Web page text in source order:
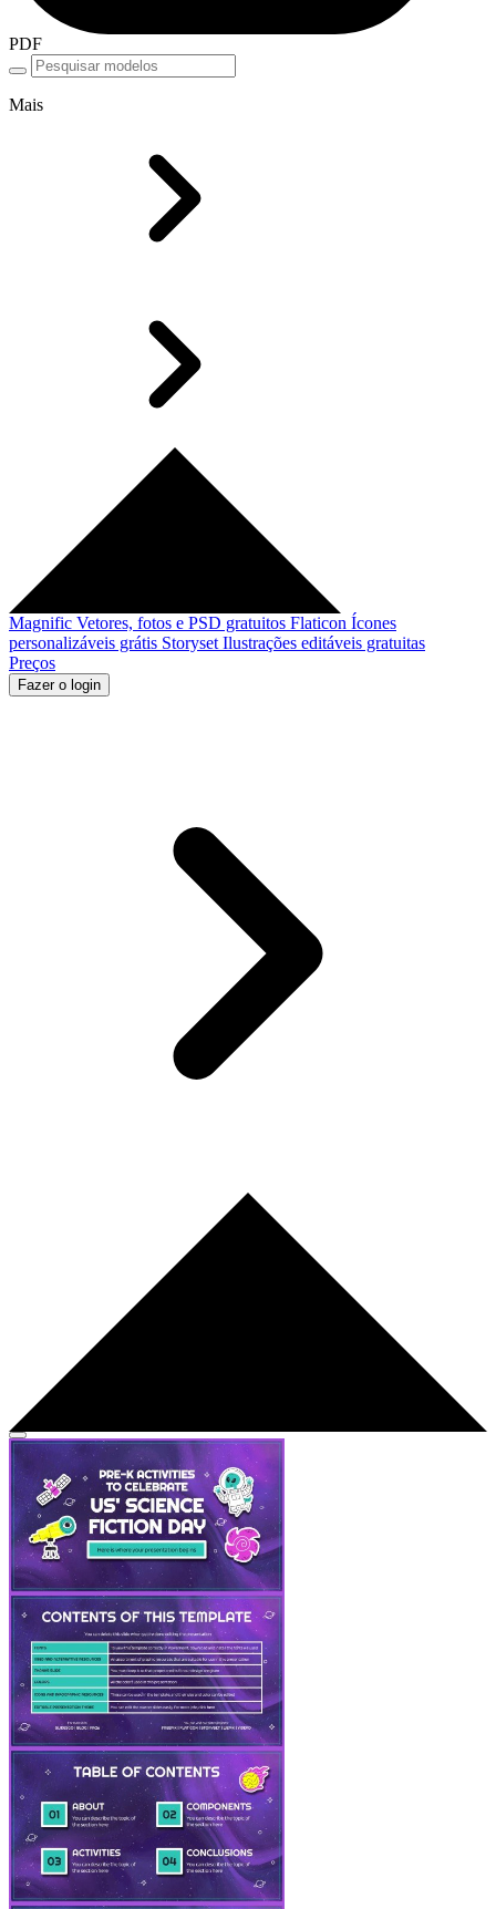
PDF
Mais
Magnific Vetores, fotos e PSD gratuitos Flaticon Ícones
personalizáveis grátis Storyset Ilustrações editáveis gratuitas
Preços
Fazer o login